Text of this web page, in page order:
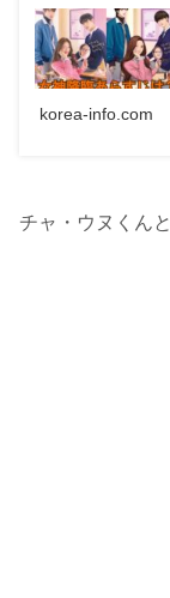
korea-info.com
チャ・ウヌくん